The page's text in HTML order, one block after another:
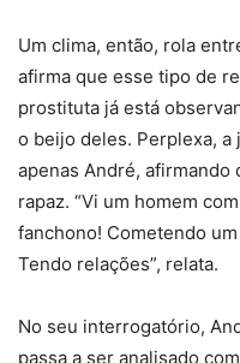
Um clima, então, rola
afirma que esse tipo de
prostituta já está
o beijo deles. Perplexa, a
apenas André,
rapaz. “Vi um homem
fanchono! Cometendo
Tendo relações”, relata.
No seu interrogatório,
passa a ser analisado